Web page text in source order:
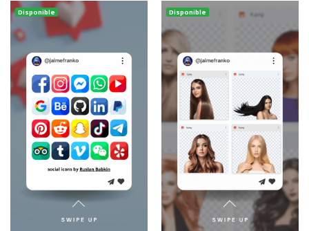
Disponible Disponible